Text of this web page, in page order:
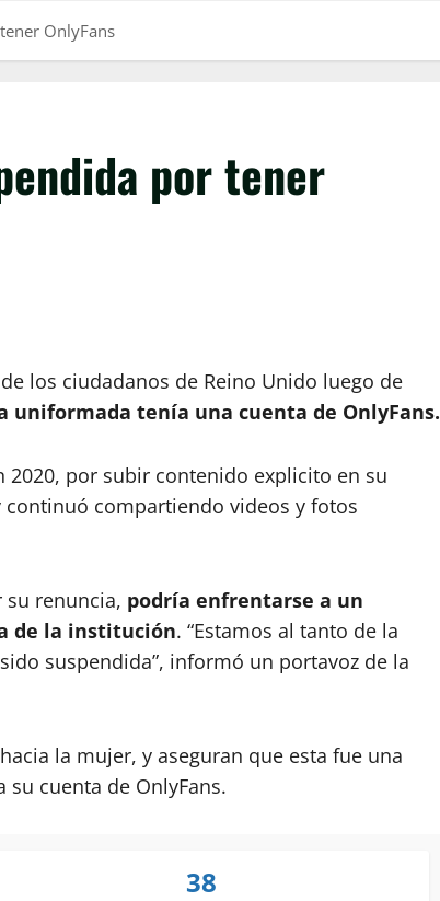
OnlyFans
por tener
de los ciudadanos de Reino Unido luego de
uniformada tenía una cuenta de OnlyFans.
2020, por subir contenido explicito en su
compartiendo videos y fotos
renuncia, podría enfrentarse a un
de la institución. “Estamos al tanto de la
suspendida”, informó un portavoz de la
la mujer, y aseguran que esta fue una
su cuenta de OnlyFans.
38